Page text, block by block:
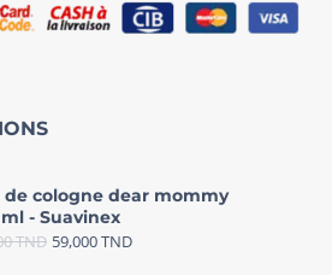
de cologne dear mommy
- Suavinex
TND 59,000TND